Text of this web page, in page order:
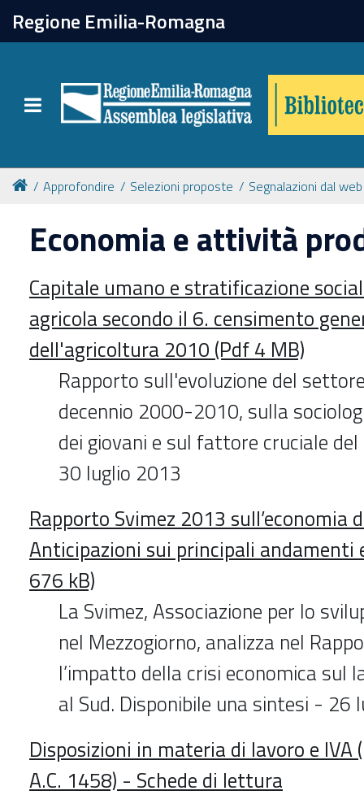
Regione Emilia-Romagna
Toggle navigation
chiudi
Catalogo online
Collezioni
Per approfondire
Appuntamenti
Prenotazione spazi
Approfondire Selezioni proposte Segnalazioni dal web
Economia e attività
Capitale umano e stratificazione
agricola secondo il 6. censimento
dell'agricoltura 2010 (Pdf 4 MB)
Rapporto sull'evoluzione del
decennio 2000-2010, sulla
dei giovani e sul fattore cruciale
30 luglio 2013
Rapporto Svimez 2013 sull’economia
Anticipazioni sui principali andamenti
676 kB)
La Svimez, Associazione per lo
nel Mezzogiorno, analizza nel
l’impatto della crisi economica sul
al Sud. Disponibile una sintesi - 26
Disposizioni in materia di lavoro e
A.C. 1458) - Schede di lettura